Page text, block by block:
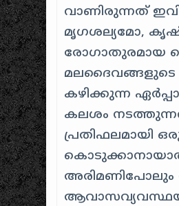
വാണിരുന്നത്
മൃഗശല്യമോ,
രോഗാതുരമായ
മലദൈവങ്ങളുടെ
കഴിക്കുന്ന
കലശം
പ്രതിഫലമായി
അരിമണിപോലും